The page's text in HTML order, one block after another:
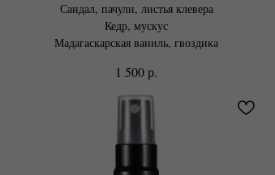
Сандал, пачули, листья клевера
Кедр, мускус
Мадагаскарская ваниль, гвоздика
1 500р.